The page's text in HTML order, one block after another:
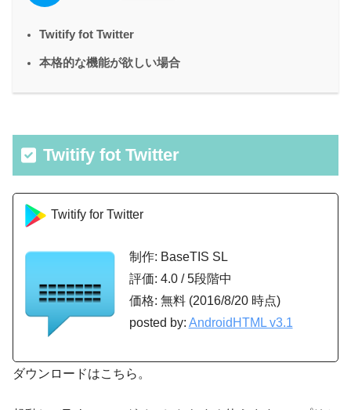
Twitify fot Twitter
本格的な機能が欲しい場合
Twitify fot Twitter
Twitify for Twitter
制作: BaseTIS SL
評価: 4.0 / 5段階中
価格: 無料 (2016/8/20 時点)
posted by: AndroidHTML v3.1
ダウンロードはこちら。